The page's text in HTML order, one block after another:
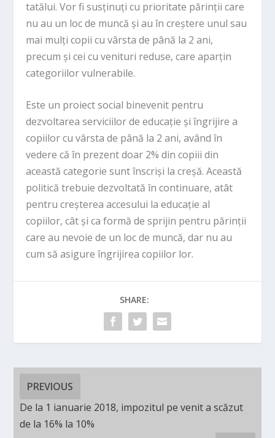
tatălui. Vor fi susținuți cu prioritate părinții care
nu au un loc de muncă și au în creștere unul sau
mai mulți copii cu vârsta de până la 2 ani,
precum și cei cu venituri reduse, care aparțin
categoriilor vulnerabile.
Este un proiect social binevenit pentru
dezvoltarea serviciilor de educație și îngrijire a
copiilor cu vârsta de până la 2 ani, având în
vedere că în prezent doar 2% din copiii din
această categorie sunt înscriși la creșă. Această
politică trebuie dezvoltată în continuare, atât
pentru creșterea accesului la educație al
copiilor, cât și ca formă de sprijin pentru părinții
care au nevoie de un loc de muncă, dar nu au
cum să asigure îngrijirea copiilor lor.
SHARE:
PREVIOUS
De la 1 ianuarie 2018, impozitul pe venit a scăzut
de la 16% la 10%